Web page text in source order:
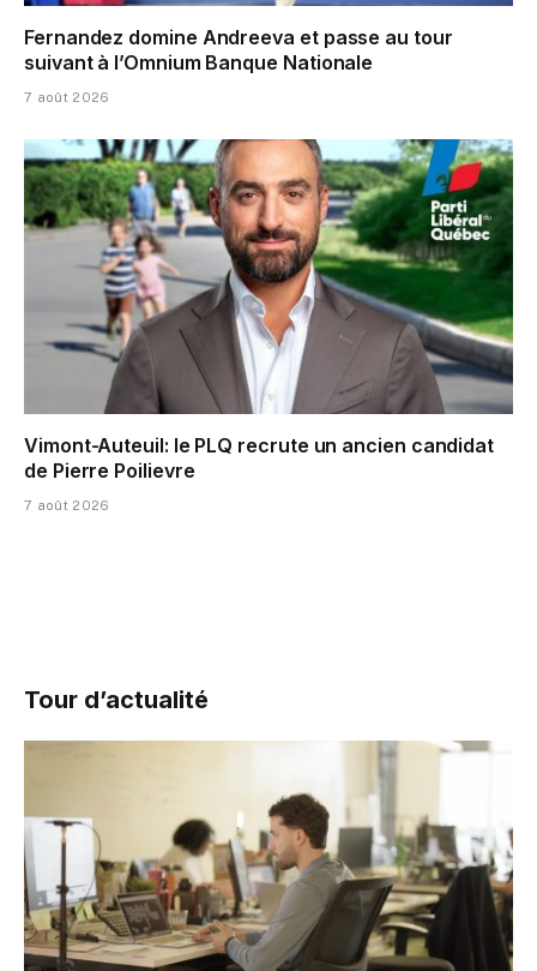
Fernandez domine Andreeva et passe au tour
suivant à l’Omnium Banque Nationale
7 août 2026
Vimont-Auteuil: le PLQ recrute un ancien candidat
de Pierre Poilievre
7 août 2026
Tour d’actualité